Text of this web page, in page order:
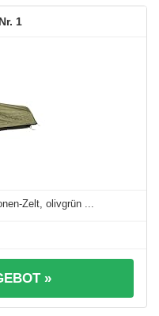
1
Zelt, olivgrün ...
»